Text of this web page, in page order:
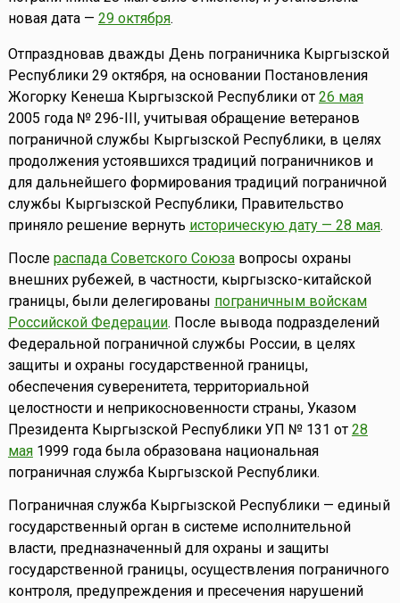
новая дата — 29 октября.
Отпраздновав дважды День пограничника Кыргызской
Республики 29 октября, на основании Постановления
Жогорку Кенеша Кыргызской Республики от 26 мая
2005 года № 296-III, учитывая обращение ветеранов
пограничной службы Кыргызской Республики, в целях
продолжения устоявшихся традиций пограничников и
для дальнейшего формирования традиций пограничной
службы Кыргызской Республики, Правительство
приняло решение вернуть историческую дату — 28 мая.
После распада Советского Союзавопросы охраны
внешних рубежей, в частности, кыргызско-китайской
границы, были делегированы пограничным войскам
Российской Федерации. После вывода подразделений
Федеральной пограничной службы России, в целях
защиты и охраны государственной границы,
обеспечения суверенитета, территориальной
целостности и неприкосновенности страны, Указом
Президента Кыргызской Республики УП № 131 от 28
мая1999 года была образована национальная
пограничная служба Кыргызской Республики.
Пограничная служба Кыргызской Республики — единый
государственный орган в системе исполнительной
власти, предназначенный для охраны и защиты
государственной границы, осуществления пограничного
контроля, предупреждения и пресечения нарушений